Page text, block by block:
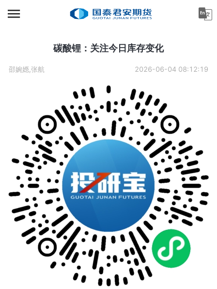
首页
机构金融
投资者教育
关于公司
碳酸锂：关注今日库存变化
邵婉嫕,张航 2026-06-04 08:12:19